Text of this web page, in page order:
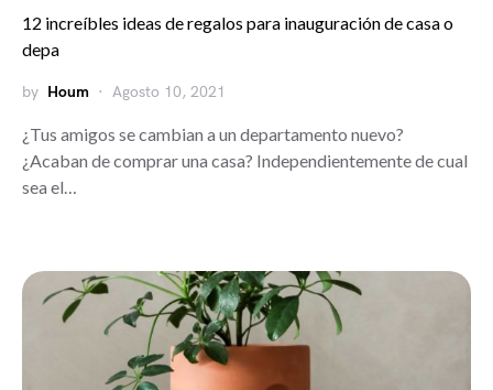
12 increíbles ideas de regalos para inauguración de casa o
depa
by Houm Agosto 10, 2021
¿Tus amigos se cambian a un departamento nuevo?
¿Acaban de comprar una casa? Independientemente de cual
sea el…